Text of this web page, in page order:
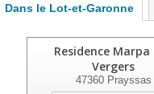
Dans le Lot-et-Garonne
Residence Marpa
Vergers
47360Prayssas